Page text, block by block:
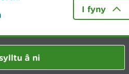
I fyny
â ni